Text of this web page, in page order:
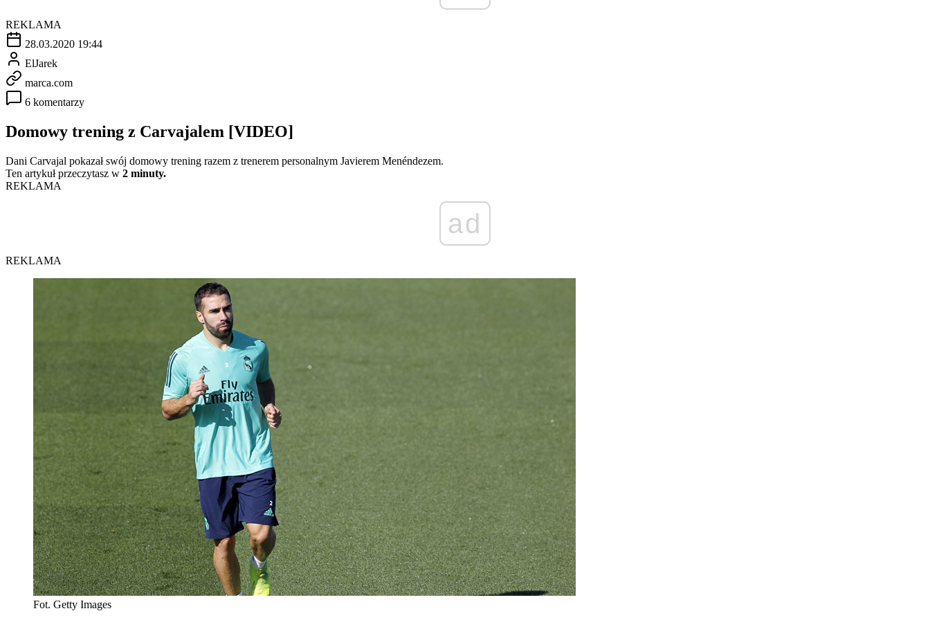
REKLAMA
28.03.2020 19:44
ElJarek
marca.com
6 komentarzy
Domowy trening z Carvajalem [VIDEO]
Dani Carvajal pokazał swój domowy trening razem z trenerem personalnym Javierem Menéndezem.
Ten artykuł przeczytasz w 2 minuty.
REKLAMA
ad
REKLAMA
Fot. Getty Images